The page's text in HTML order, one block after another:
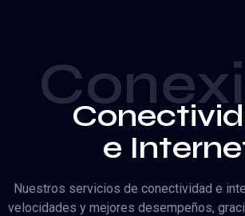
e
Nuestros servicios de conectividad e
velocidades y mejores desempeños,